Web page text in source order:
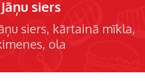
Jāņu siers
siers kārtainā mīkla
ola